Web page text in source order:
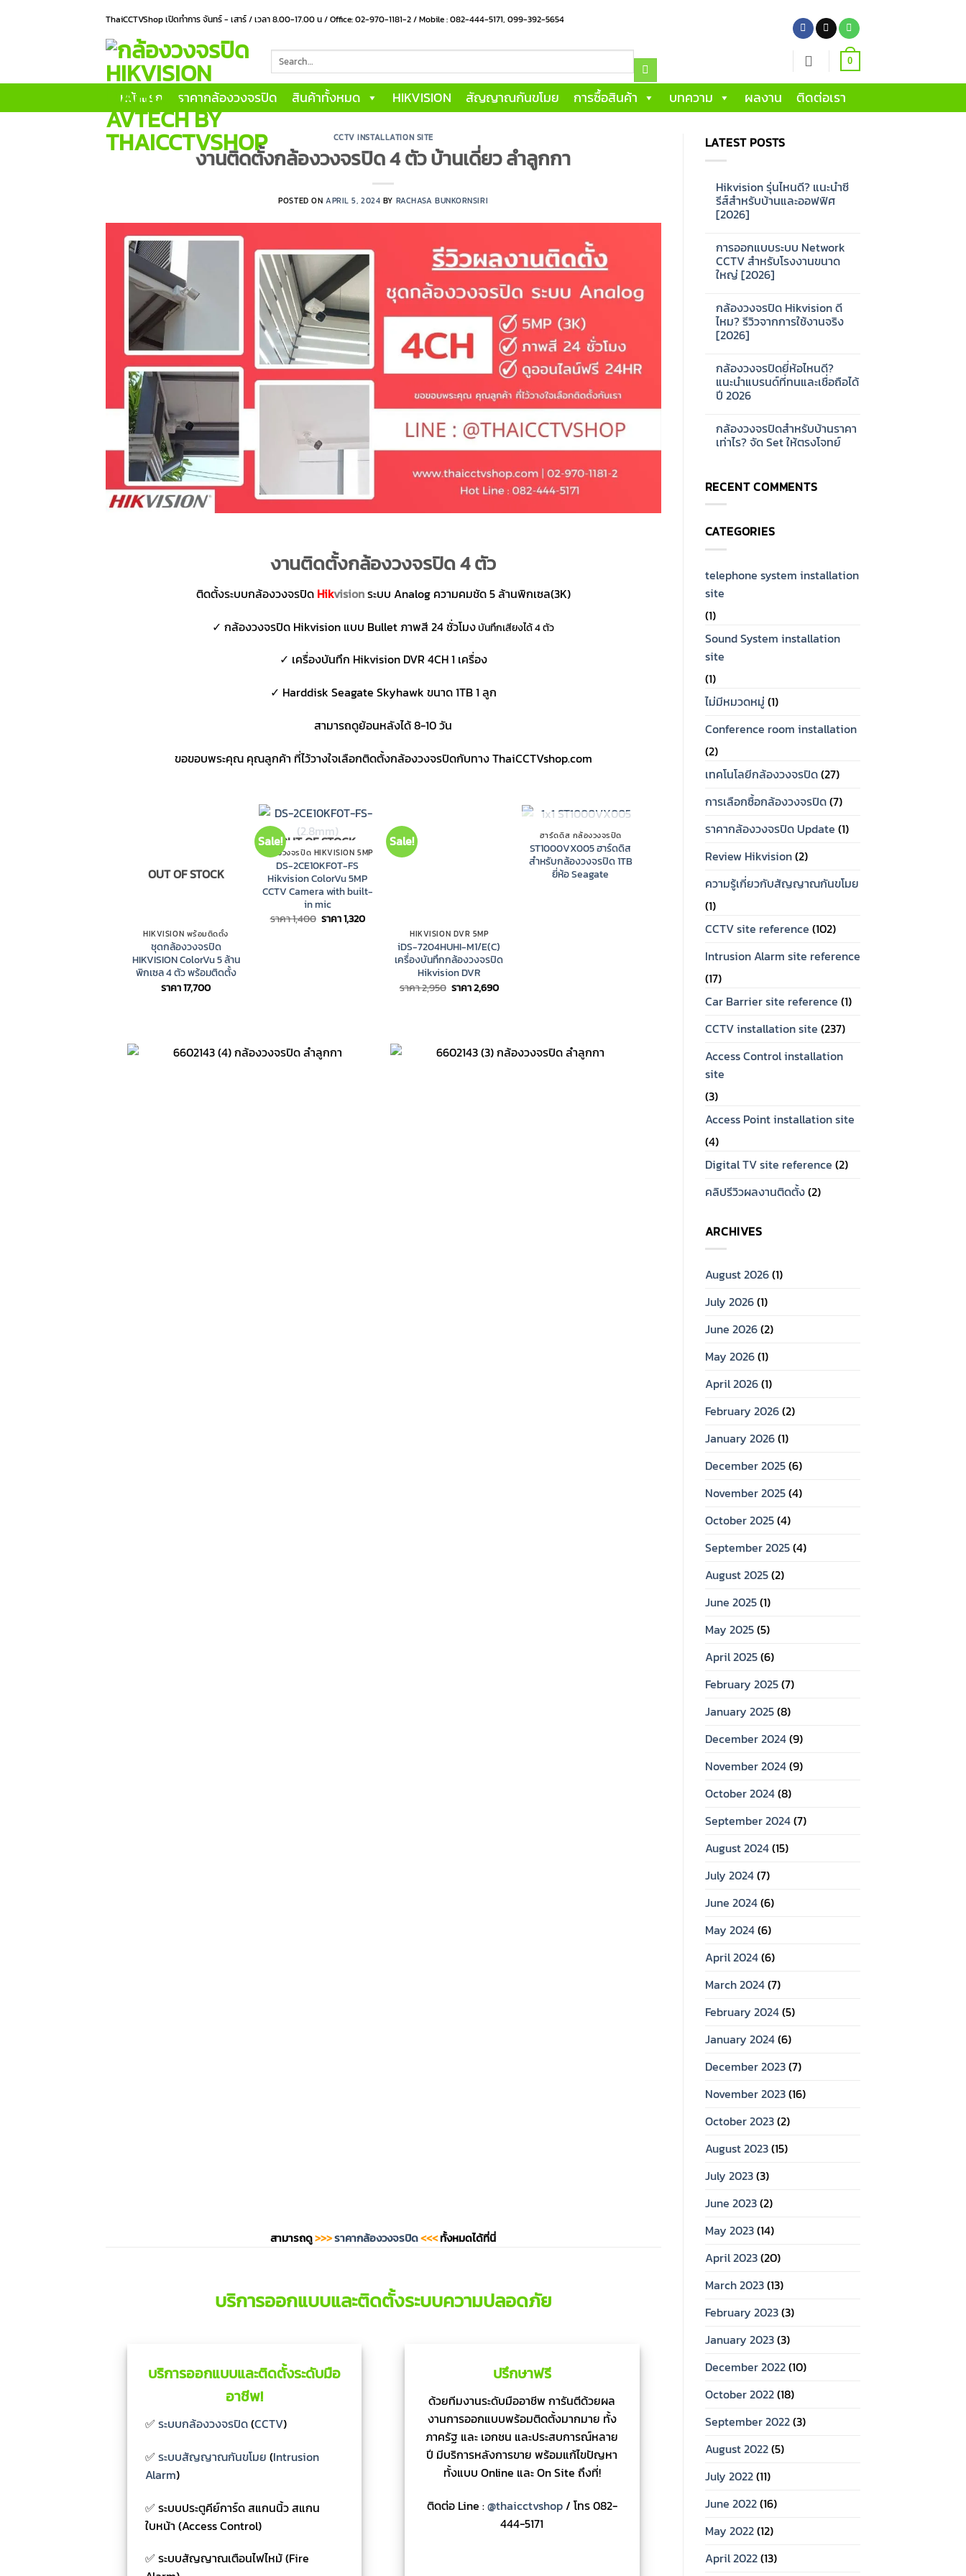
ThaiCCTVShop เปิดทำการ จันทร์ - เสาร์ / เวลา 8.00-17.00 น / Office: 02-970-1181-2 / Mobile : 082-444-5171, 099-392-5654
for:
0
หน้าแรก ราคากล้องวงจรปิด สินค้าทั้งหมด HIKVISION สัญญาณกันขโมย การซื้อสินค้า บทความ ผลงาน ติดต่อเรา
CCTV INSTALLATION SITE
งานติดตั้งกล้องวงจรปิด 4 ตัว บ้านเดี่ยว ลำลูกกา
POSTED ON APRIL 5, 2024 BY RACHASA BUNKORNSIRI
งานติดตั้งกล้องวงจรปิด 4 ตัว
ติดตั้งระบบกล้องวงจรปิด Hikvisionระบบ Analog ความคมชัด 5 ล้านพิกเซล(3K)
✓ กล้องวงจรปิด Hikvision แบบ Bullet ภาพสี 24 ชั่วโมงบันทึกเสียงได้ 4 ตัว
✓ เครื่องบันทึก Hikvision DVR 4CH 1 เครื่อง
✓ Harddisk Seagate Skyhawk ขนาด 1TB 1 ลูก
สามารถดูย้อนหลังได้ 8-10 วัน
ขอขอบพระคุณ คุณลูกค้า ที่ไว้วางใจเลือกติดตั้งกล้องวงจรปิดกับทาง ThaiCCTVshop.com
OUT OF STOCK
HIKVISION พร้อมติดตั้ง
ชุดกล้องวงจรปิด
HIKVISION ColorVu 5 ล้าน
พิกเซล 4 ตัว พร้อมติดตั้ง
ราคา17,700
Sale!OUT OF STOCK
กล้องวงจรปิด HIKVISION 5MP
DS-2CE10KF0T-FS
Hikvision ColorVu 5MP
CCTV Camera with built-
in mic
ราคา1,400 Original
ราคา1,320Current
Sale!
HIKVISION DVR 5MP
iDS-7204HUHI-M1/E(C)
เครื่องบันทึกกล้องวงจรปิด
Hikvision DVR
ราคา2,950 Original
price
ราคา2,690Current
price
OUT OF STOCK
ฮาร์ดดิส กล้องวงจรปิด
ST1000VX005 ฮาร์ดดิส
สำหรับกล้องวงจรปิด 1TB
ยี่ห้อ Seagate
สามารถดู>>>ราคากล้องวงจรปิด<<<ทั้งหมดได้ที่นี่
บริการออกแบบและติดตั้งระบบความปลอดภัย
บริการออกแบบและติดตั้งระดับมือ
อาชีพ!
✅ ระบบกล้องวงจรปิด(CCTV)
✅ ระบบสัญญาณกันขโมย (Intrusion
Alarm)
✅ ระบบประตูคีย์การ์ด สแกนนิ้ว สแกน
ใบหน้า (Access Control)
✅ ระบบสัญญาณเตือนไฟไหม้ (Fire
ปรึกษาฟรี
ด้วยทีมงานระดับมืออาชีพ การันตีด้วยผล
งานการออกแบบพร้อมติดตั้งมากมาย ทั้ง
ภาครัฐ และ เอกชน และประสบการณ์หลาย
ปี มีบริการหลังการขาย พร้อมแก้ไขปัญหา
ทั้งแบบ Online และ On Site ถึงที่!
ติดต่อ Line :@thaicctvshop/ โทร 082-
444-5171
LATEST POSTS
Hikvision รุ่นไหนดี? แนะนำซี
รีส์สำหรับบ้านและออฟฟิศ
[2026]
on
Hikvision
รุ่น
ไหน
ซี
รีส์
สำหรับ
บ้าน
และ
การออกแบบระบบ Network
CCTV สำหรับโรงงานขนาด
ใหญ่ [2026]
on
การ
ออกแบบ
ระบบ
สำหรับ
โรงงาน
ขนาด
ใหญ่
[2026]
กล้องวงจรปิด Hikvision ดี
ไหม? รีวิวจากการใช้งานจริง
[2026]
on
กล้อง
วงจรปิด
Hikvision
รีวิว
จาก
การ
[2026]
กล้องวงจรปิดยี่ห้อไหนดี?
แนะนำแบรนด์ที่ทนและเชื่อถือได้
ปี 2026
on
กล้อง
วงจรปิด
แนะนำ
แบรนด์
ที่
เชื่อ
ได้
กล้องวงจรปิดสำหรับบ้านราคา
เท่าไร? จัด Set ให้ตรงโจทย์
กล้อง
วงจรปิด
สำหรับ
เท่าไร?
Set
โจทย์
RECENT COMMENTS
CATEGORIES
telephone system installation
site
(1)
Sound System installation
site
(1)
ไม่มีหมวดหมู่ (1)
Conference room installation
(2)
เทคโนโลยีกล้องวงจรปิด(27)
การเลือกซื้อกล้องวงจรปิด(7)
ราคากล้องวงจรปิด Update (1)
Review Hikvision(2)
ความรู้เกี่ยวกับสัญญาณกันขโมย
(1)
CCTV site reference (102)
Intrusion Alarm site reference
(17)
Car Barrier site reference (1)
CCTV installation site (237)
Access Control installation
site
(3)
Access Point installation site
(4)
Digital TV site reference (2)
คลิปรีวิวผลงานติดตั้ง(2)
ARCHIVES
August 2026(1)
July 2026(1)
June 2026(2)
May 2026(1)
April 2026(1)
February 2026(2)
January 2026(1)
December 2025(6)
November 2025(4)
October 2025(4)
September 2025(4)
August 2025(2)
June 2025(1)
May 2025(5)
April 2025(6)
February 2025(7)
January 2025(8)
December 2024(9)
November 2024(9)
October 2024(8)
September 2024(7)
August 2024(15)
July 2024(7)
June 2024(6)
May 2024(6)
April 2024(6)
March 2024(7)
February 2024(5)
January 2024(6)
December 2023(7)
November 2023(16)
October 2023(2)
August 2023(15)
July 2023(3)
June 2023(2)
May 2023(14)
April 2023(20)
March 2023(13)
February 2023(3)
January 2023(3)
December 2022(10)
October 2022(18)
September 2022(3)
August 2022(5)
July 2022(11)
June 2022(16)
May 2022(12)
April 2022(13)